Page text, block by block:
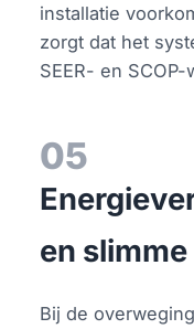
installatie
zorgt dat het
SEER- en
05
en
Bij de